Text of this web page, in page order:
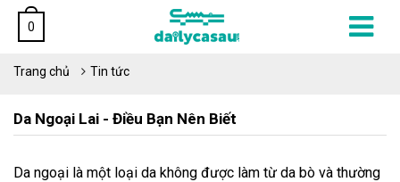
0
Trang chủ Tin tức
Da Ngoại Lai - Điều Bạn Nên Biết
Da ngoại là một loại da không được làm từ da bò và thường